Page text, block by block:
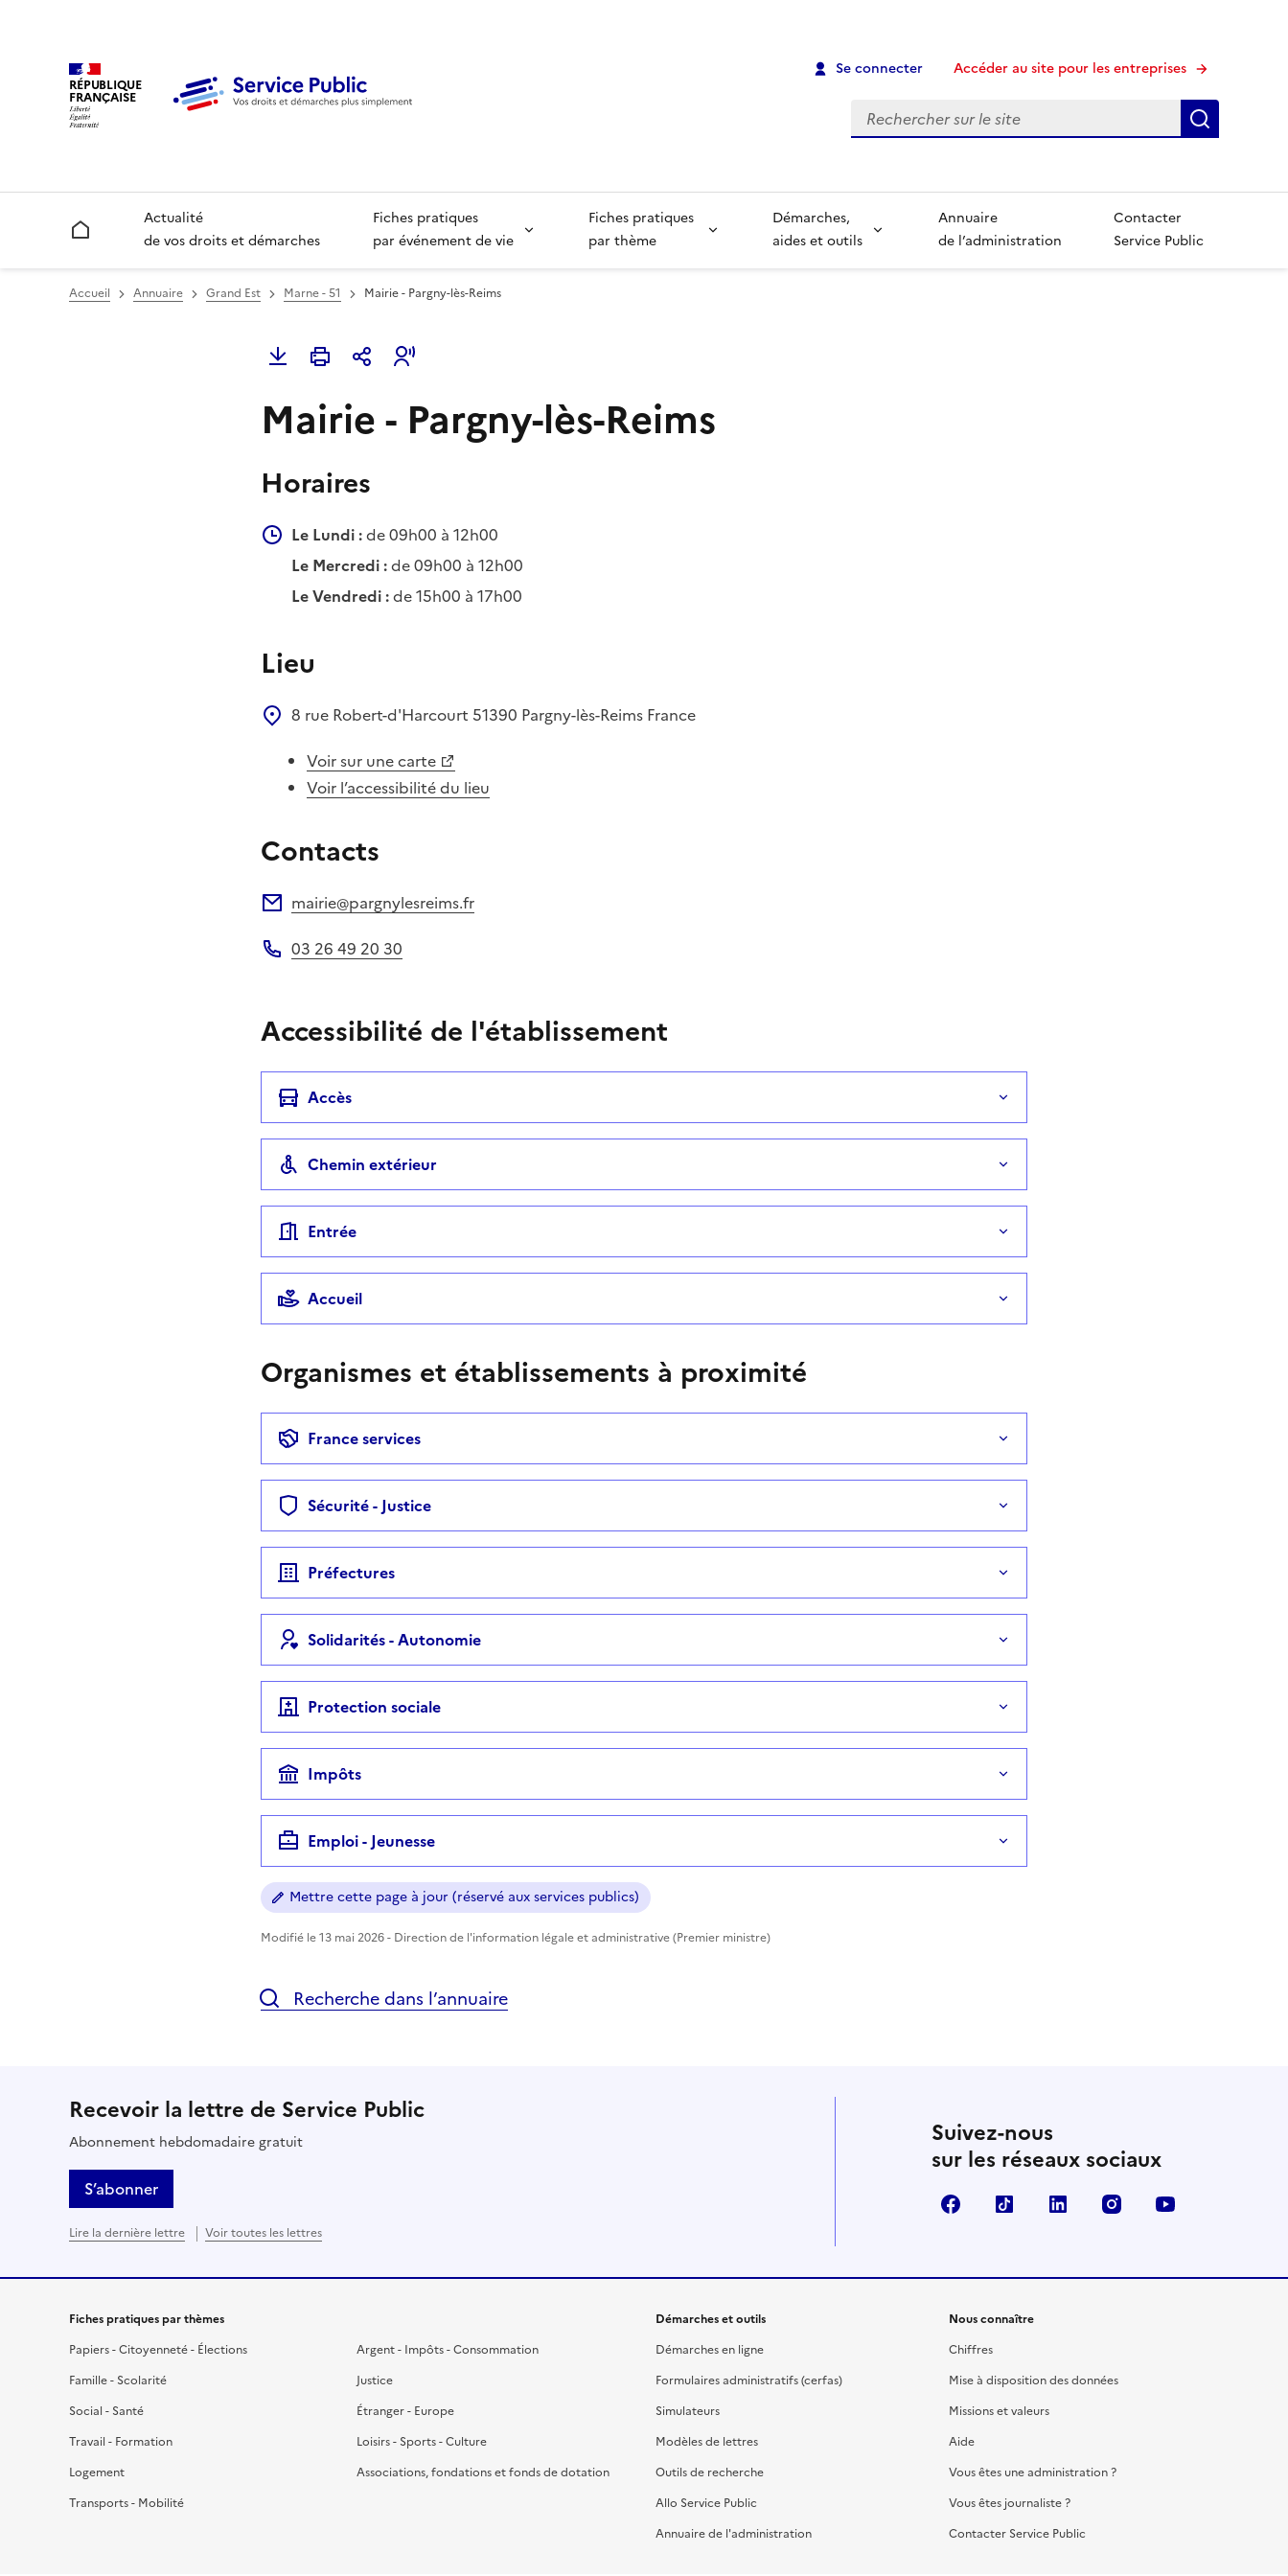
RÉPUBLIQUE
FRANÇAISE
Se connecter Accéder au site pour les entreprises
Recherche
Accueil
Actualité
de vos droits et démarches
Fiches pratiques
par événement de vie
Fiches pratiques
par thème
Démarches,
aides et outils
Annuaire
de l’administration
Contacter
Service Public
Accueil Annuaire Grand Est Marne - 51 Mairie - Pargny-lès-Reims
Mairie - Pargny-lès-Reims
Horaires
Le Lundi :de 09h00 à 12h00
Le Mercredi :de 09h00 à 12h00
Le Vendredi :de 15h00 à 17h00
Lieu
8 rue Robert-d'Harcourt 51390 Pargny-lès-Reims France
Voir sur une carte
Voir l’accessibilité du lieu
Contacts
mairie@pargnylesreims.fr
03 26 49 20 30
Accessibilité de l'établissement
Accès
Chemin extérieur
Entrée
Accueil
Organismes et établissements à proximité
France services
Sécurité - Justice
Préfectures
Solidarités - Autonomie
Protection sociale
Impôts
Emploi - Jeunesse
Mettre cette page à jour (réservé aux services publics)
Modifié le 13 mai 2026 - Direction de l'information légale et administrative (Premier ministre)
Recherche dans l’annuaire
Recevoir la lettre de Service Public
Abonnement hebdomadaire gratuit
S’abonner
Lire la dernière lettre Voir toutes les lettres
Suivez-nous
sur les réseaux sociaux
FacebookTikTok LinkedIn Instagram
Fiches pratiques par thèmes
Papiers - Citoyenneté - Élections
Famille - Scolarité
Social - Santé
Travail - Formation
Logement
Transports - Mobilité
Argent - Impôts - Consommation
Justice
Étranger - Europe
Loisirs - Sports - Culture
Associations, fondations et fonds de dotation
Démarches et outils
Démarches en ligne
Formulaires administratifs (cerfas)
Simulateurs
Modèles de lettres
Outils de recherche
Allo Service Public
Annuaire de l'administration
Nous connaître
Chiffres
Mise à disposition des données
Missions et valeurs
Aide
Vous êtes une administration ?
Vous êtes journaliste ?
Contacter Service Public